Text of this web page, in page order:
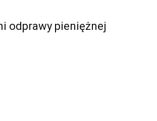
odprawy pieniężnej